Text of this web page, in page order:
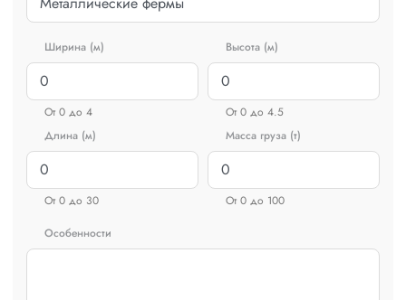
Ширина (м)
От 0 до 4
Высота (м)
От 0 до 4.5
Длина (м)
От 0 до 30
Масса груза (т)
От 0 до 100
Особенности